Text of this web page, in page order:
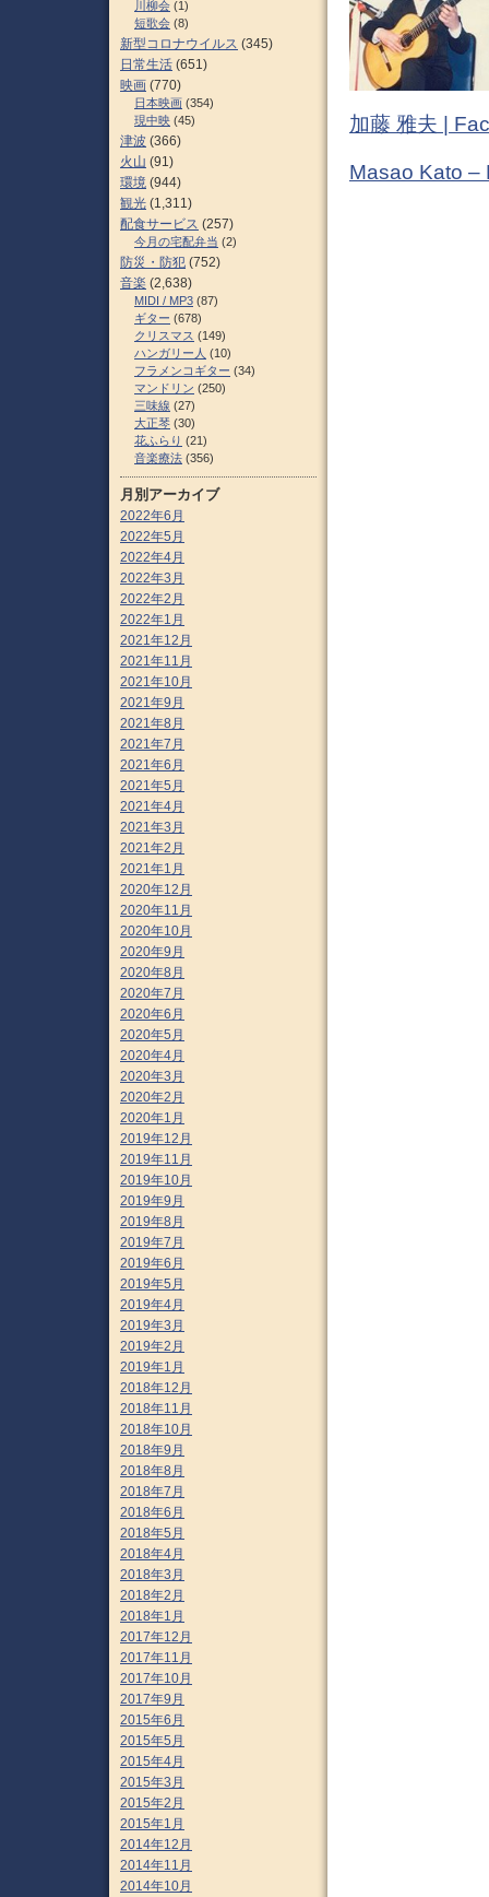
加藤 雅夫 |
Masao Kato –
川柳会 (1)
短歌会 (8)
新型コロナウイルス (345)
日常生活 (651)
映画 (770)
日本映画 (354)
現中映 (45)
津波 (366)
火山 (91)
環境 (944)
観光 (1,311)
配食サービス (257)
今月の宅配弁当 (2)
防災・防犯 (752)
音楽 (2,638)
MIDI / MP3 (87)
ギター (678)
クリスマス (149)
ハンガリー人 (10)
フラメンコギター (34)
マンドリン (250)
三味線 (27)
大正琴 (30)
花ふらり (21)
音楽療法 (356)
月別アーカイブ
2022年6月
2022年5月
2022年4月
2022年3月
2022年2月
2022年1月
2021年12月
2021年11月
2021年10月
2021年9月
2021年8月
2021年7月
2021年6月
2021年5月
2021年4月
2021年3月
2021年2月
2021年1月
2020年12月
2020年11月
2020年10月
2020年9月
2020年8月
2020年7月
2020年6月
2020年5月
2020年4月
2020年3月
2020年2月
2020年1月
2019年12月
2019年11月
2019年10月
2019年9月
2019年8月
2019年7月
2019年6月
2019年5月
2019年4月
2019年3月
2019年2月
2019年1月
2018年12月
2018年11月
2018年10月
2018年9月
2018年8月
2018年7月
2018年6月
2018年5月
2018年4月
2018年3月
2018年2月
2018年1月
2017年12月
2017年11月
2017年10月
2017年9月
2015年6月
2015年5月
2015年4月
2015年3月
2015年2月
2015年1月
2014年12月
2014年11月
2014年10月